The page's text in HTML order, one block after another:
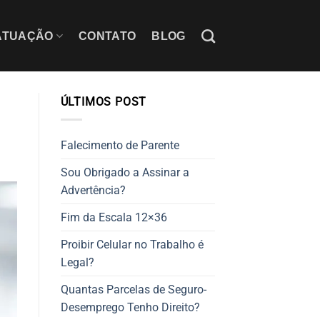
CONTATO BLOG
ÚLTIMOS POST
Falecimento de Parente
Sou Obrigado a Assinar a
Advertência?
Fim da Escala 12×36
Proibir Celular no Trabalho é
Legal?
Quantas Parcelas de Seguro-
Desemprego Tenho Direito?